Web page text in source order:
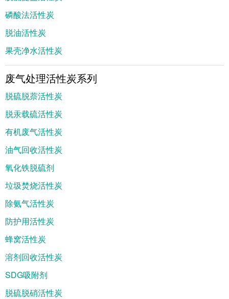
磷酸法活性炭
脱油活性炭
果壳净水活性炭
废气处理活性炭系列
脱硫脱萘活性炭
脱汞载硫活性炭
有机废气活性炭
油气回收活性炭
氧化铁脱硫剂
垃圾焚烧活性炭
除氨气活性炭
防护用活性炭
蜂窝活性炭
溶剂回收活性炭
SDG吸附剂
脱硫脱硝活性炭